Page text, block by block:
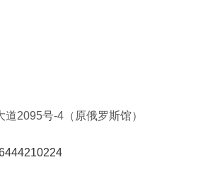
道2095号-4 （原俄罗斯馆）